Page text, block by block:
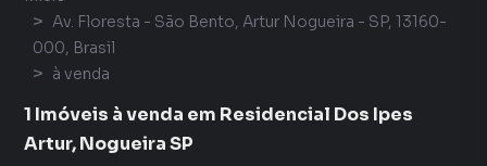
Av. Floresta - São Bento, Artur Nogueira - SP, 13160-
000, Brasil
à venda
1 Imóveis à venda em Residencial Dos Ipes
Artur, Nogueira SP